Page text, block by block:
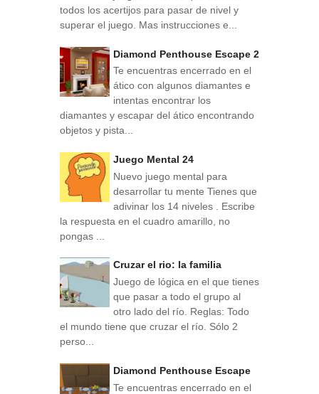
todos los acertijos para pasar de nivel y
superar el juego. Mas instrucciones e...
Diamond Penthouse Escape 2
Te encuentras encerrado en el
ático con algunos diamantes e
intentas encontrar los
diamantes y escapar del ático encontrando
objetos y pista...
Juego Mental 24
Nuevo juego mental para
desarrollar tu mente Tienes que
adivinar los 14 niveles . Escribe
la respuesta en el cuadro amarillo, no
pongas ...
Cruzar el rio: la familia
Juego de lógica en el que tienes
que pasar a todo el grupo al
otro lado del río. Reglas: Todo
el mundo tiene que cruzar el río. Sólo 2
perso...
Diamond Penthouse Escape
Te encuentras encerrado en el